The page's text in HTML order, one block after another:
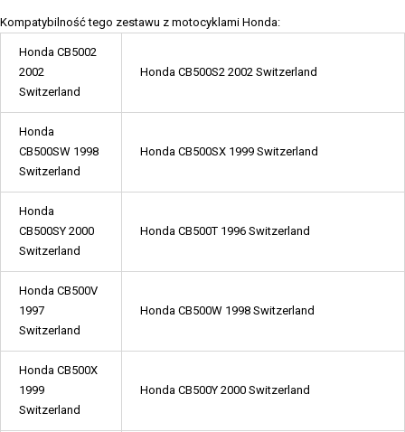
Kompatybilność tego zestawu z motocyklami Honda:
Honda CB5002
2002
Switzerland
Honda CB500S2 2002 Switzerland
Honda
CB500SW 1998
Switzerland
Honda CB500SX 1999 Switzerland
Honda
CB500SY 2000
Switzerland
Honda CB500T 1996 Switzerland
Honda CB500V
1997
Switzerland
Honda CB500W 1998 Switzerland
Honda CB500X
1999
Switzerland
Honda CB500Y 2000 Switzerland